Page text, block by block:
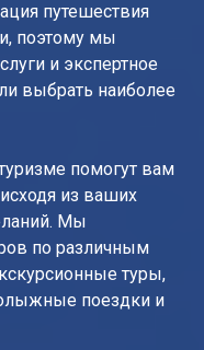
путешествия
поэтому мы
и экспертное
выбрать наиболее
помогут вам
из ваших
Мы
по различным
туры,
поездки и